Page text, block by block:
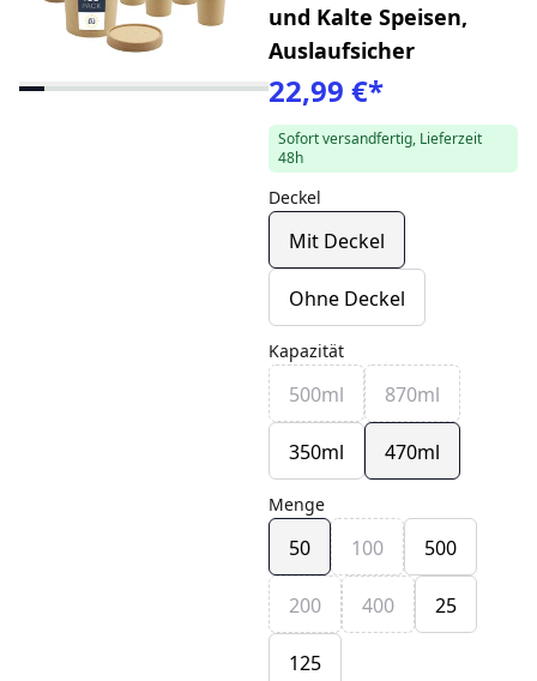
und Kalte Speisen,
Auslaufsicher
22,99 €*
Sofort versandfertig, Lieferzeit
48h
Deckel
Mit Deckel
Ohne Deckel
Kapazität
500ml 870ml
350ml 470ml
Menge
50 100 500
200 400 25
125